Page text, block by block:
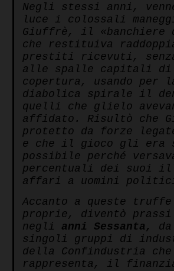
Negli stessi anni,
luce i colossali
Giuffrè, il «banchiere
che restituiva
prestiti ricevuti,
alle spalle capitali di
copertura, usando per
diabolica spirale il
quelli che glielo
affidato. Risultò che
protetto da forze
e che il gioco gli era
possibile perché
percentuali dei suoi
affari a uomini
Accanto a queste
proprie, diventò prassi
negli anni Sessanta,
singoli gruppi di
della Confindustria
rappresenta, il